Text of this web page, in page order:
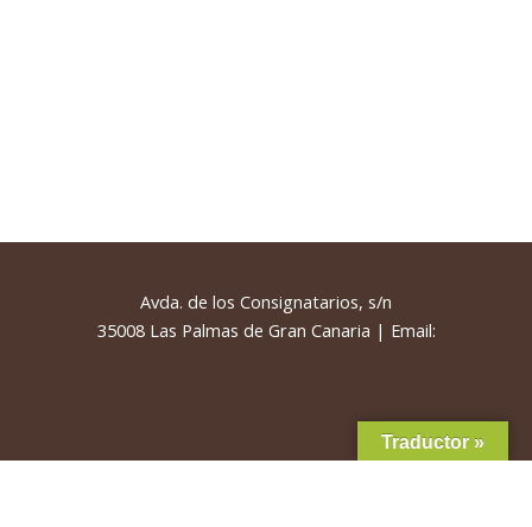
Avda. de los Consignatarios, s/n
35008 Las Palmas de Gran Canaria | Email:
Traductor »